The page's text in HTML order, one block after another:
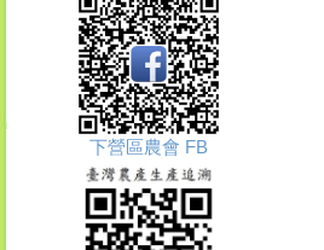
下營區農會 FB